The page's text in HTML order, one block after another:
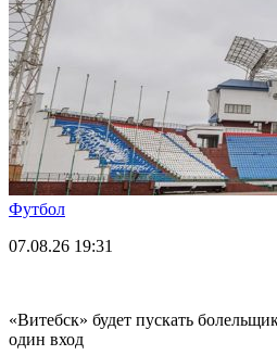
Футбол
07.08.26 19:31
«Витебск» будет пускать
один вход